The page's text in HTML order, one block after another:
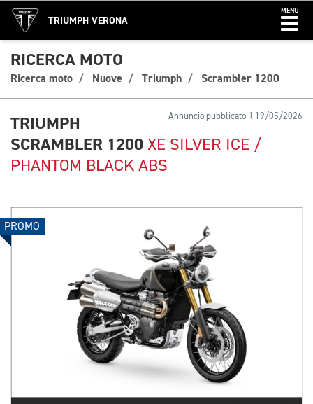
TRIUMPH VERONA
MENU
RICERCA MOTO
Ricerca moto Nuove Triumph Scrambler 1200
Annuncio pubblicato il 19/05/2026
TRIUMPH
SCRAMBLER 1200 XE SILVER ICE /
PHANTOM BLACK ABS
PROMO